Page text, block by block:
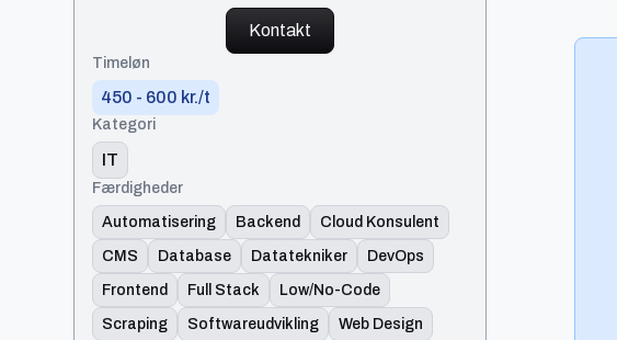
Kontakt
Timeløn
450 - 600 kr./t
Kategori
IT
Færdigheder
Automatisering
Backend
Cloud Konsulent
CMS
Database Datatekniker
DevOps
Frontend
Full Stack
Low/No-Code
Scraping
Softwareudvikling
Web Design